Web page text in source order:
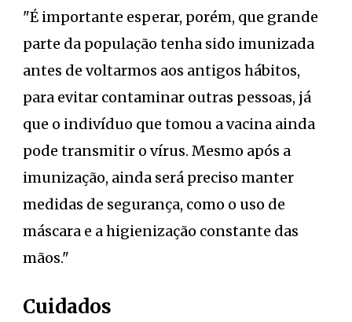
"É importante esperar, porém, que grande
parte da população tenha sido imunizada
antes de voltarmos aos antigos hábitos,
para evitar contaminar outras pessoas, já
que o indivíduo que tomou a vacina ainda
pode transmitir o vírus. Mesmo após a
imunização, ainda será preciso manter
medidas de segurança, como o uso de
máscara e a higienização constante das
mãos."
Cuidados